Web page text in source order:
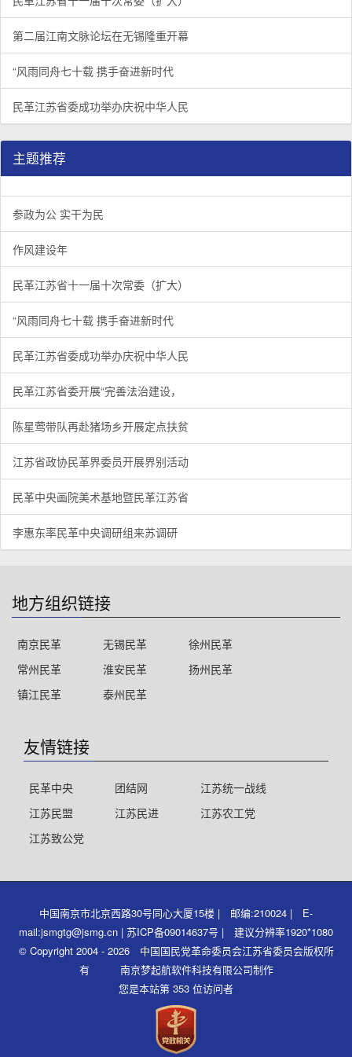
第二届江南文脉论坛在无锡隆重开幕
“风雨同舟七十载 携手奋进新时代
民革江苏省委成功举办庆祝中华人民
主题推荐
参政为公 实干为民
作风建设年
民革江苏省十一届十次常委（扩大）
“风雨同舟七十载 携手奋进新时代
民革江苏省委成功举办庆祝中华人民
民革江苏省委开展“完善法治建设，
陈星莺带队再赴猪场乡开展定点扶贫
江苏省政协民革界委员开展界别活动
民革中央画院美术基地暨民革江苏省
李惠东率民革中央调研组来苏调研
地方组织链接
南京民革 无锡民革
徐州民革
常州民革
淮安民革
扬州民革
镇江民革
泰州民革
友情链接
民革中央 团结网
江苏统一战线
江苏民盟
江苏民进
江苏农工党
江苏致公党
中国南京市北京西路30号同心大厦15楼 | 邮编:210024 | E-
mail:jsmgtg@jsmg.cn | 苏ICP备09014637号 | 建议分辨率1920*1080
© Copyright 2004 - 2026 中国国民党革命委员会江苏省委员会版权所
有 南京梦起航软件科技有限公司制作
您是本站第 353 位访问者